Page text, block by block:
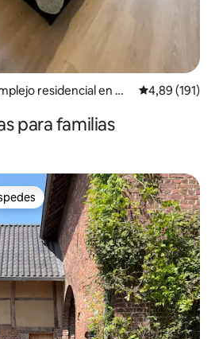
residencial en Ou
Calificación
4,89 (191)
para familias
más destacados